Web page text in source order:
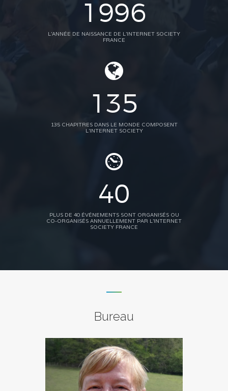
1996
L'ANNÉE DE NAISSANCE DE L'INTERNET SOCIETY
FRANCE
135
135 CHAPITRES DANS LE MONDE COMPOSENT
L'INTERNET SOCIETY
40
PLUS DE 40 ÉVÉNEMENTS SONT ORGANISÉS OU
CO-ORGANISÉS ANNUELLEMENT PAR L'INTERNET
SOCIETY FRANCE
Bureau